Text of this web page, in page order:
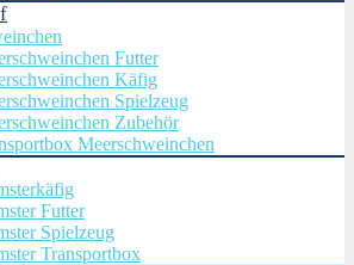
Futter
Käfig
Spielzeug
Zubehör
Meerschweinchen
Futter
Spielzeug
Transportbox